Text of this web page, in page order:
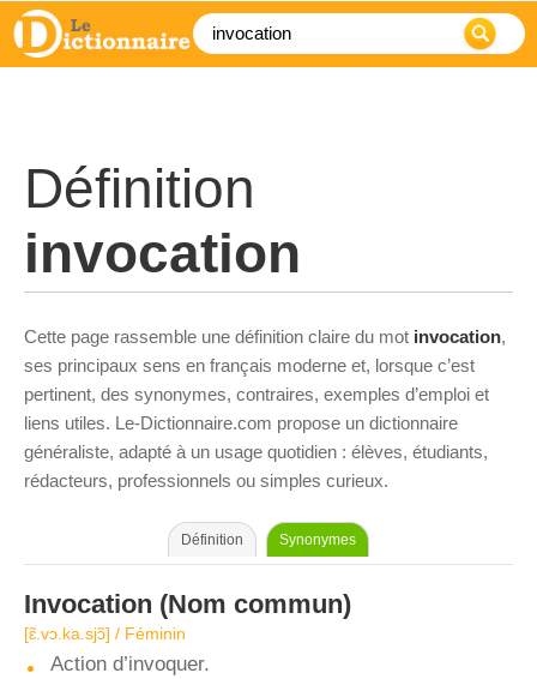
Définition
invocation
Cette page rassemble une définition claire du mot invocation,
ses principaux sens en français moderne et, lorsque c’est
pertinent, des synonymes, contraires, exemples d’emploi et
liens utiles. Le-Dictionnaire.com propose un dictionnaire
généraliste, adapté à un usage quotidien : élèves, étudiants,
rédacteurs, professionnels ou simples curieux.
Définition Synonymes
Invocation (Nom commun)
[ɛ̃.vɔ.ka.sjɔ̃] / Féminin
Action d’invoquer.